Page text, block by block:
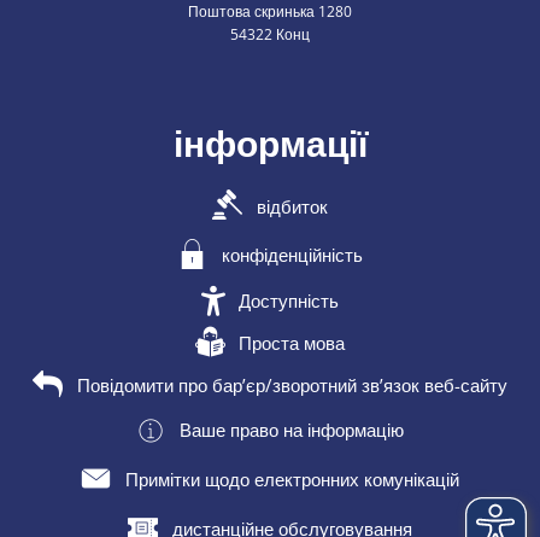
Поштова скринька 1280
54322 Конц
інформації
відбиток
конфіденційність
Доступність
Проста мова
Повідомити про бар’єр/зворотний зв’язок веб-сайту
Ваше право на інформацію
Примітки щодо електронних комунікацій
дистанційне обслуговування